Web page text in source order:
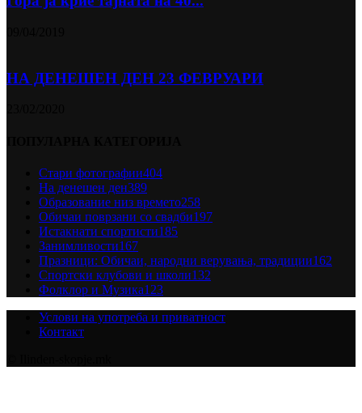
НА ДЕНЕШЕН ДЕН 23 ФЕВРУАРИ
Стари фотографии404
На денешен ден389
Образование низ времето258
Обичаи поврзани со свадби197
Истакнати спортисти185
Занимливости167
Празници: Обичаи, народни верувања, традиции162
Спортски клубови и школи132
Фолклор и Музика123
Услови на употреба и приватност
Контакт